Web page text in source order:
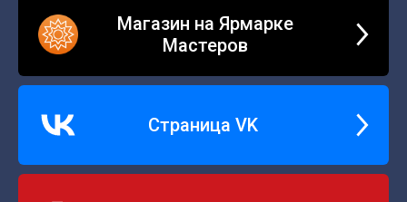
Магазин на Ярмарке
Мастеров
Страница VK